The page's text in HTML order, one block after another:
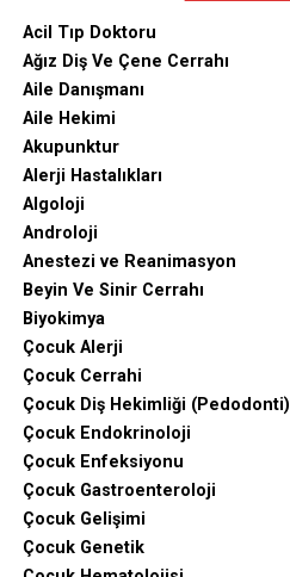
Acil Tıp Doktoru
Ağız Diş Ve Çene Cerrahı
Aile Danışmanı
Aile Hekimi
Akupunktur
Alerji Hastalıkları
Algoloji
Androloji
Anestezi ve Reanimasyon
Beyin Ve Sinir Cerrahı
Biyokimya
Çocuk Alerji
Çocuk Cerrahi
Çocuk Diş Hekimliği (Pedodonti)
Çocuk Endokrinoloji
Çocuk Enfeksiyonu
Çocuk Gastroenteroloji
Çocuk Gelişimi
Çocuk Genetik